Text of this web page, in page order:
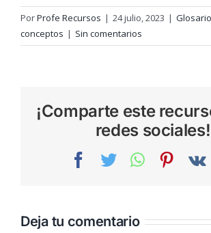
PorProfe Recursos | 24 julio, 2023 |
conceptos | Sin comentarios
¡Comparte este
redes sociales!
Facebook
TwitterWhatsApp
Deja tu comentario